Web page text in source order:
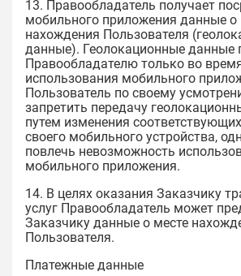
13. Правообладатель получает
мобильного приложения данные о
нахождения Пользователя
данные). Геолокационные данные
Правообладателю только во
использования мобильного
Пользователь по своему
запретить передачу
путем изменения
своего мобильного устройства,
повлечь невозможность
мобильного приложения.
14. В целях оказания Заказчику
услуг Правообладатель может
Заказчику данные о месте
Пользователя.
Платежные данные